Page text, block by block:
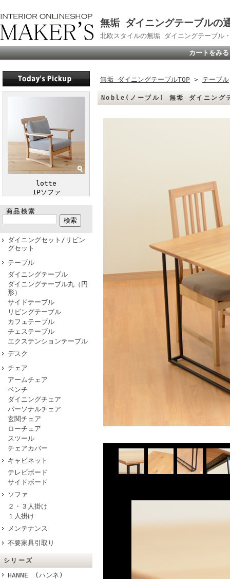
無垢 ダイニングテーブルの
北欧スタイルの無垢 ダイニングテーブル
カートをみる
lotte
1Pソファ
商品検索
ダイニングセット/リビン
グセット
テーブル
ダイニングテーブル
ダイニングテーブル丸（円
形）
サイドテーブル
リビングテーブル
カフェテーブル
チェステーブル
エクステンションテーブル
デスク
チェア
アームチェア
ベンチ
ダイニングチェア
パーソナルチェア
玄関チェア
ローチェア
スツール
チェアカバー
キャビネット
テレビボード
サイドボード
ソファ
２・３人掛け
１人掛け
メンテナンス
不要家具引取り
シリーズ
HANNE (ハンネ)
無垢 ダイニングテーブルTOP > テーブル
Noble(ノーブル) 無垢 ダイニング